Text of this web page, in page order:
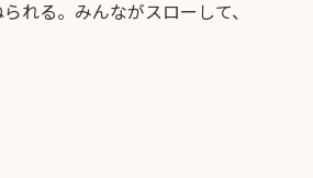
れる。みんながスローして、